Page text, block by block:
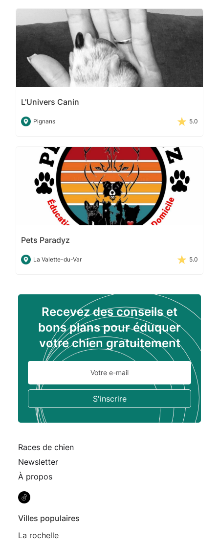
L'Univers Canin
Pignans 5.0
Pets Paradyz
La Valette-du-Var 5.0
Recevez des conseils et
bons plans pour éduquer
votre chien gratuitement
Races de chien
Newsletter
À propos
Villes populaires
La rochelle